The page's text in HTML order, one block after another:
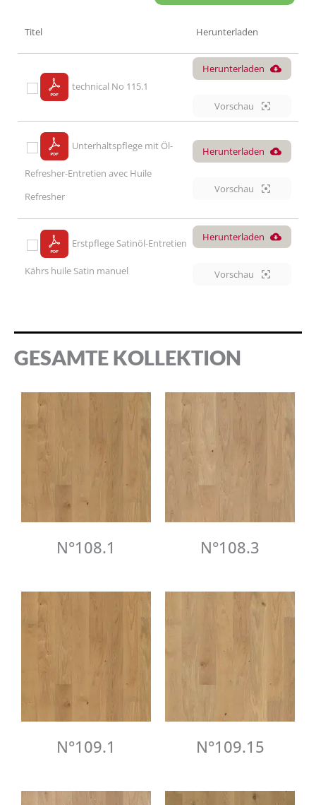
Titel Herunterladen
technical No 115.1
Herunterladen
Vorschau
Unterhaltspflege mit Öl-
Refresher-Entretien avec Huile
Refresher
Herunterladen
Vorschau
Erstpflege Satinöl-Entretien
Kährs huile Satin manuel
Herunterladen
Vorschau
GESAMTE KOLLEKTION
N°108.1 N°108.3
N°109.1 N°109.15